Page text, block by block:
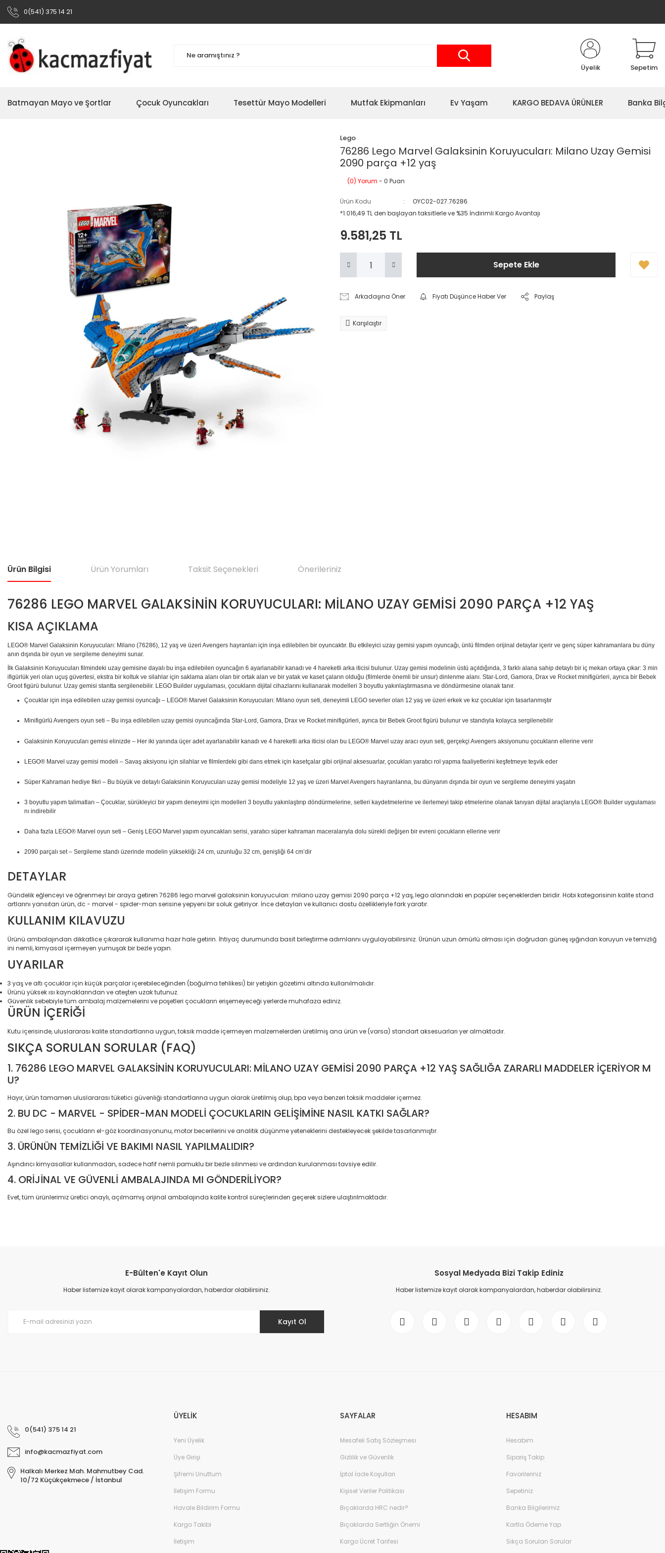
0(541) 375 14 21
Üyelik Sepetim
Batmayan Mayo ve Şortlar Çocuk Oyuncakları Tesettür Mayo Modelleri Mutfak Ekipmanları Ev Yaşam KARGO BEDAVA ÜRÜNLER Banka
Lego
76286 Lego Marvel Galaksinin Koruyucuları: Milano Uzay Gemisi
2090 parça +12 yaş
(0) Yorum - 0 Puan
Ürün Kodu
OYC02-027.76286
*1.016,49 TL den başlayan taksitlerle ve %35 İndirimli Kargo Avantajı
9.581,25 TL
Sepete Ekle
Arkadaşına Öner Fiyatı Düşünce Haber Ver Paylaş
Karşılaştır
Ürün Bilgisi Ürün Yorumları Taksit Seçenekleri Önerileriniz
76286 LEGO MARVEL GALAKSİNİN KORUYUCULARI: MİLANO UZAY GEMİSİ 2090 PARÇA +12 YAŞ
KISA AÇIKLAMA
LEGO® Marvel Galaksinin Koruyucuları: Milano (76286), 12 yaş ve üzeri Avengers hayranları için inşa edilebilen bir oyuncaktır. Bu etkileyici uzay gemisi yapım oyuncağı, ünlü filmden orijinal detaylar içerir ve genç süper kahramanlara bu düny
anın dışında bir oyun ve sergileme deneyimi sunar.
İlk Galaksinin Koruyucuları filmindeki uzay gemisine dayalı bu inşa edilebilen oyuncağın 6 ayarlanabilir kanadı ve 4 hareketli arka iticisi bulunur. Uzay gemisi modelinin üstü açıldığında, 3 farklı alana sahip detaylı bir iç mekan ortaya çıkar: 3 min
ifigürlük yeri olan uçuş güvertesi, ekstra bir koltuk ve silahlar için saklama alanı olan bir ortak alan ve bir yatak ve kaset çaların olduğu (filmlerde önemli bir unsur) dinlenme alanı. Star-Lord, Gamora, Drax ve Rocket minifigürleri, ayrıca bir Bebek
Groot figürü bulunur. Uzay gemisi stantta sergilenebilir. LEGO Builder uygulaması, çocukların dijital cihazlarını kullanarak modelleri 3 boyutlu yakınlaştırmasına ve döndürmesine olanak tanır.
Çocuklar için inşa edilebilen uzay gemisi oyuncağı – LEGO® Marvel Galaksinin Koruyucuları: Milano oyun seti, deneyimli LEGO severler olan 12 yaş ve üzeri erkek ve kız çocuklar için tasarlanmıştır
Minifigürlü Avengers oyun seti – Bu inşa edilebilen uzay gemisi oyuncağında Star-Lord, Gamora, Drax ve Rocket minifigürleri, ayrıca bir Bebek Groot figürü bulunur ve standıyla kolayca sergilenebilir
Galaksinin Koruyucuları gemisi elinizde – Her iki yanında üçer adet ayarlanabilir kanadı ve 4 hareketli arka iticisi olan bu LEGO® Marvel uzay aracı oyun seti, gerçekçi Avengers aksiyonunu çocukların ellerine verir
LEGO® Marvel uzay gemisi modeli – Savaş aksiyonu için silahlar ve filmlerdeki gibi dans etmek için kasetçalar gibi orijinal aksesuarlar, çocukları yaratıcı rol yapma faaliyetlerini keşfetmeye teşvik eder
Süper Kahraman hediye fikri – Bu büyük ve detaylı Galaksinin Koruyucuları uzay gemisi modeliyle 12 yaş ve üzeri Marvel Avengers hayranlarına, bu dünyanın dışında bir oyun ve sergileme deneyimi yaşatın
3 boyutlu yapım talimatları – Çocuklar, sürükleyici bir yapım deneyimi için modelleri 3 boyutlu yakınlaştırıp döndürmelerine, setleri kaydetmelerine ve ilerlemeyi takip etmelerine olanak tanıyan dijital araçlarıyla LEGO® Builder uygulaması
nı indirebilir
Daha fazla LEGO® Marvel oyun seti – Geniş LEGO Marvel yapım oyuncakları serisi, yaratıcı süper kahraman maceralarıyla dolu sürekli değişen bir evreni çocukların ellerine verir
2090 parçalı set – Sergileme standı üzerinde modelin yüksekliği 24 cm, uzunluğu 32 cm, genişliği 64 cm’dir
DETAYLAR
Gündelik eğlenceyi ve öğrenmeyi bir araya getiren 76286 lego marvel galaksinin koruyucuları: milano uzay gemisi 2090 parça +12 yaş, lego alanındaki en popüler seçeneklerden biridir. Hobi kategorisinin kalite stand
artlarını yansıtan ürün, dc - marvel - spider-man serisine yepyeni bir soluk getiriyor. İnce detayları ve kullanıcı dostu özellikleriyle fark yaratır.
KULLANIM KILAVUZU
Ürünü ambalajından dikkatlice çıkararak kullanıma hazır hale getirin. İhtiyaç durumunda basit birleştirme adımlarını uygulayabilirsiniz. Ürünün uzun ömürlü olması için doğrudan güneş ışığından koruyun ve temizliğ
ini nemli, kimyasal içermeyen yumuşak bir bezle yapın.
UYARILAR
3 yaş ve altı çocuklar için küçük parçalar içerebileceğinden (boğulma tehlikesi) bir yetişkin gözetimi altında kullanılmalıdır.
Ürünü yüksek ısı kaynaklarından ve ateşten uzak tutunuz.
Güvenlik sebebiyle tüm ambalaj malzemelerini ve poşetleri çocukların erişemeyeceği yerlerde muhafaza ediniz.
ÜRÜN İÇERİĞİ
Kutu içerisinde, uluslararası kalite standartlarına uygun, toksik madde içermeyen malzemelerden üretilmiş ana ürün ve (varsa) standart aksesuarları yer almaktadır.
SIKÇA SORULAN SORULAR (FAQ)
1. 76286 LEGO MARVEL GALAKSİNİN KORUYUCULARI: MİLANO UZAY GEMİSİ 2090 PARÇA +12 YAŞ SAĞLIĞA ZARARLI MADDELER İÇERİYOR M
U?
Hayır, ürün tamamen uluslararası tüketici güvenliği standartlarına uygun olarak üretilmiş olup, bpa veya benzeri toksik maddeler içermez.
2. BU DC - MARVEL - SPİDER-MAN MODELİ ÇOCUKLARIN GELİŞİMİNE NASIL KATKI SAĞLAR?
Bu özel lego serisi, çocukların el-göz koordinasyonunu, motor becerilerini ve analitik düşünme yeteneklerini destekleyecek şekilde tasarlanmıştır.
3. ÜRÜNÜN TEMİZLİĞİ VE BAKIMI NASIL YAPILMALIDIR?
Aşındırıcı kimyasallar kullanmadan, sadece hafif nemli pamuklu bir bezle silinmesi ve ardından kurulanması tavsiye edilir.
4. ORİJİNAL VE GÜVENLİ AMBALAJINDA MI GÖNDERİLİYOR?
Evet, tüm ürünlerimiz üretici onaylı, açılmamış orijinal ambalajında kalite kontrol süreçlerinden geçerek sizlere ulaştırılmaktadır.
Ürün resmi kalitesiz, bozuk veya görüntülenemiyor.
Ürün açıklamasında eksik bilgiler bulunuyor.
E-Bülten'e Kayıt Olun
Haber listemize kayıt olarak kampanyalardan, haberdar olabilirsiniz.
Kayıt Ol
Sosyal Medyada Bizi Takip Ediniz
Haber listemize kayıt olarak kampanyalardan, haberdar olabilirsiniz.
0(541) 375 14 21
info@kacmazfiyat.com
Halkalı Merkez Mah. Mahmutbey Cad.
10/72 Küçükçekmece / İstanbul
ÜYELİK
Yeni Üyelik
Üye Girişi
Şifremi Unuttum
İletişim Formu
Havale Bildirim Formu
Kargo Takibi
İletişim
SAYFALAR
Mesafeli Satış Sözleşmesi
Gizlilik ve Güvenlik
İptal İade Koşullari
Kişisel Veriler Politikası
Bıçaklarda HRC nedir?
Bıçaklarda Sertliğin Önemi
Kargo Ücret Tarifesi
HESABIM
Hesabım
Sipariş Takip
Favorileriniz
Sepetiniz
Banka Bilgilerimiz
Kartla Ödeme Yap
Sıkça Sorulan Sorular